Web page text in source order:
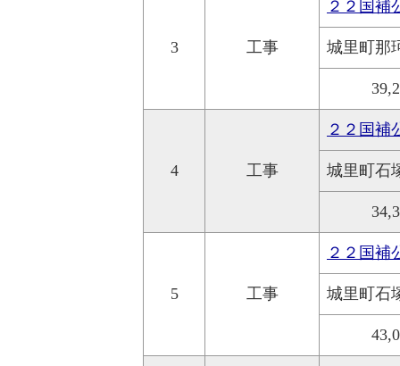
3 工事
２２国補
城里町那
4 工事
２２国補
城里町石
5 工事
２２国補
城里町石